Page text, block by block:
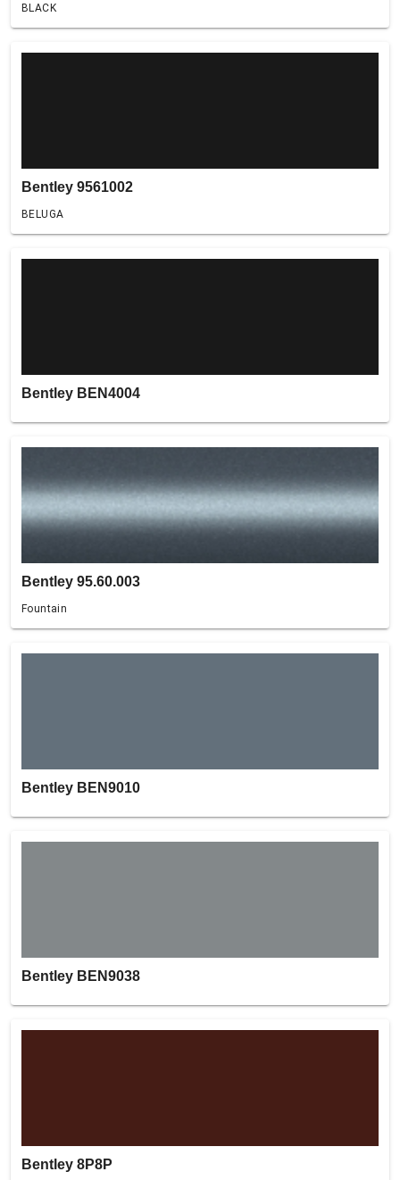
BLACK
Bentley 9561002
BELUGA
Bentley BEN4004
Bentley 95.60.003
Fountain
Bentley BEN9010
Bentley BEN9038
Bentley 8P8P